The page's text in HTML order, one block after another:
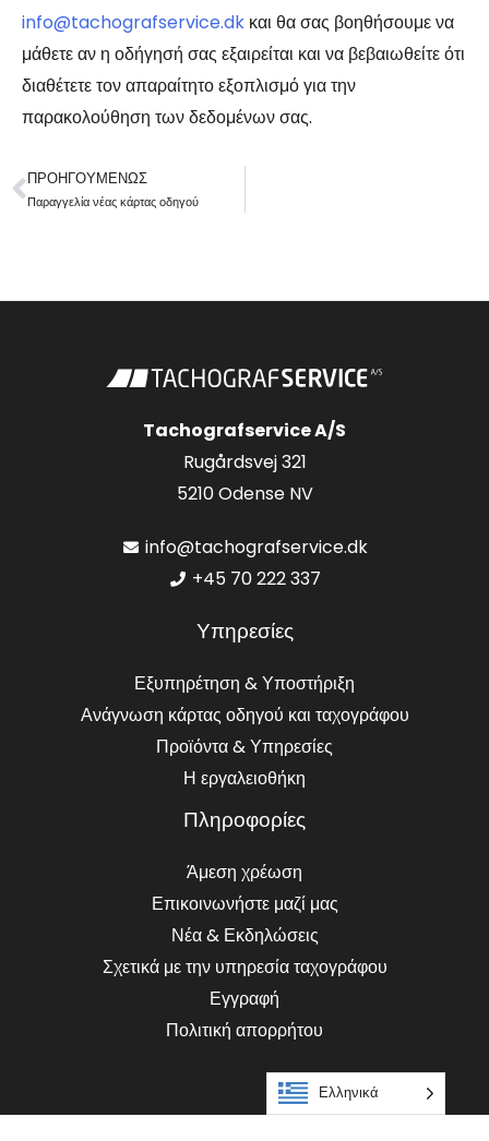
info@tachografservice.dk και θα σας βοηθήσουμε να
μάθετε αν η οδήγησή σας εξαιρείται και να βεβαιωθείτε ότι
διαθέτετε τον απαραίτητο εξοπλισμό για την
παρακολούθηση των δεδομένων σας.
Προηγουμένως
ΠΡΟΗΓΟΥΜΈΝΩΣ
Παραγγελία νέας κάρτας οδηγού
Tachografservice A/S
Rugårdsvej 321
5210 Odense NV
info@tachografservice.dk
+45 70 222 337
Υπηρεσίες
Εξυπηρέτηση & Υποστήριξη
Ανάγνωση κάρτας οδηγού και ταχογράφου
Προϊόντα & Υπηρεσίες
Η εργαλειοθήκη
Πληροφορίες
Άμεση χρέωση
Επικοινωνήστε μαζί μας
Νέα & Εκδηλώσεις
Σχετικά με την υπηρεσία ταχογράφου
Εγγραφή
Πολιτική απορρήτου
Ελληνικά